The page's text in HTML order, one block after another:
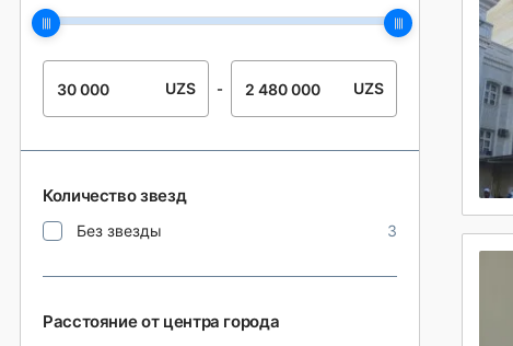
UZS - UZS
Количество звезд
Без звезды 3
Расстояние от центра города